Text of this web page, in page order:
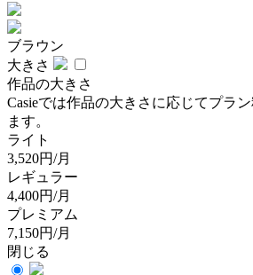
ブラウン
大きさ
作品の大きさ
Casieでは作品の大きさに応じてプラ
ます。
ライト
3,520円/月
レギュラー
4,400円/月
プレミアム
7,150円/月
閉じる